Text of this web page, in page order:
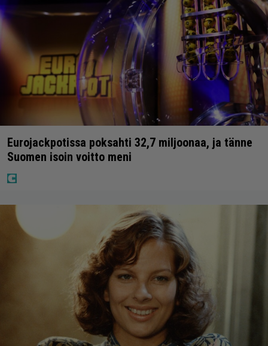
Eurojackpotissa poksahti 32,7 miljoonaa, ja tänne
Suomen isoin voitto meni